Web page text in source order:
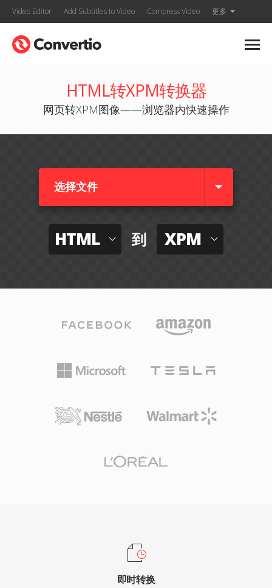
Video Editor Add Subtitles to Video Compress Video 更多
HTML转XPM转换器
网页转XPM图像——浏览器内快速操作
选择文件
HTML 到 XPM
即时转换